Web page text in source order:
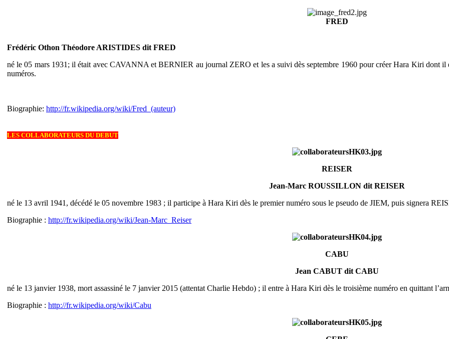
FRED
Frédéric Othon Théodore ARISTIDES dit FRED
né le 05 mars 1931; il était avec CAVANNA et BERNIER au journal ZERO et les a suivi dès septembre 1960 pour créer Hara Kiri dont il
numéros.
Biographie: http://fr.wikipedia.org/wiki/Fred_(auteur)
LES COLLABORATEURS DU DEBUT
REISER
Jean-Marc ROUSSILLON dit REISER
né le 13 avril 1941, décédé le 05 novembre 1983 ; il participe à Hara Kiri dès le premier numéro sous le pseudo de JIEM, puis signera
Biographie : http://fr.wikipedia.org/wiki/Jean-Marc_Reiser
CABU
Jean CABUT dit CABU
né le 13 janvier 1938, mort assassiné le 7 janvier 2015 (attentat Charlie Hebdo) ; il entre à Hara Kiri dès le troisième numéro en quittant
Biographie : http://fr.wikipedia.org/wiki/Cabu